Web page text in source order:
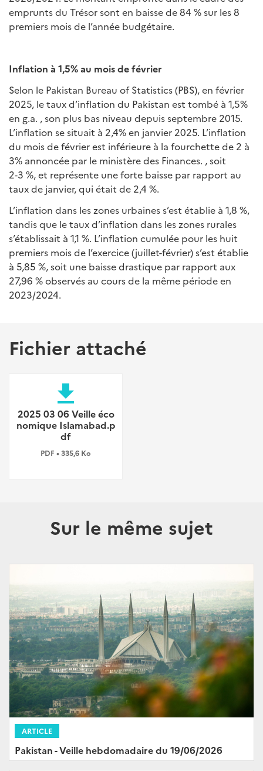
emprunts du Trésor sont en baisse de 84 % sur les 8
premiers mois de l’année budgétaire.
Inflation à 1,5% au mois de février
Selon le Pakistan Bureau of Statistics (PBS), en février
2025, le taux d’inflation du Pakistan est tombé à 1,5%
en g.a. , son plus bas niveau depuis septembre 2015.
L’inflation se situait à 2,4% en janvier 2025. L’inflation
du mois de février est inférieure à la fourchette de 2 à
3% annoncée par le ministère des Finances. , soit
2‑3 %, et représente une forte baisse par rapport au
taux de janvier, qui était de 2,4 %.
L’inflation dans les zones urbaines s’est établie à 1,8 %,
tandis que le taux d’inflation dans les zones rurales
s’établissait à 1,1 %. L’inflation cumulée pour les huit
premiers mois de l’exercice (juillet-février) s’est établie
à 5,85 %, soit une baisse drastique par rapport aux
27,96 % observés au cours de la même période en
2023/2024.
Fichier attaché
file_download
2025 03 06 Veille éco
nomique Islamabad.p
df
PDF • 335,6 Ko
Sur le même sujet
ARTICLE
Pakistan - Veille hebdomadaire du 19/06/2026